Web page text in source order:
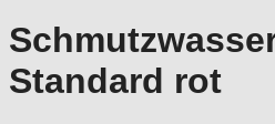
Standard rot